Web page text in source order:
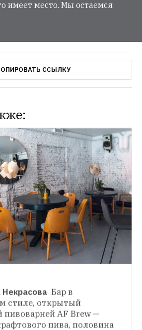
имеет место. Мы остаемся
ССЫЛКУ
КАРТА
на Петроградской стороне
и тапас-бар MADbaren
Некрасова Бар в
стиле, открытый
пивоварней AF Brew —
пива, половина